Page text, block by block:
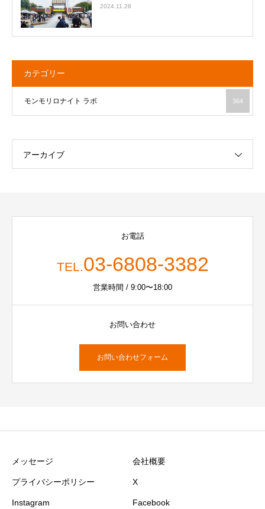
2024.11.28
カテゴリー
モンモリロナイト ラボ 364
アーカイブ
お電話
TEL.03-6808-3382
営業時間 / 9:00〜18:00
お問い合わせ
お問い合わせフォーム
メッセージ 会社概要
プライバシーポリシー X
Instagram Facebook